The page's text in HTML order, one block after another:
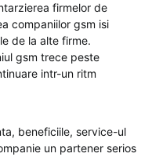
firmelor de
companiilor gsm isi
de la alte firme.
gsm trece peste
intr-un ritm
beneficiile, service-ul
un partener serios